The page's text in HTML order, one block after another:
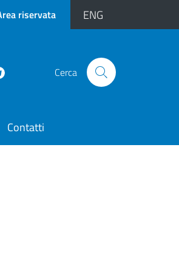
riservata ENG
Cerca
Contatti